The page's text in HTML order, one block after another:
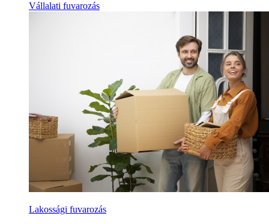
Vállalati fuvarozás
Lakossági fuvarozás